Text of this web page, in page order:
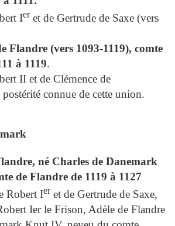
Ieret de Gertrude de Saxe (vers
Flandre (vers 1093-1119), comte
à 1119.
II et de Clémence de
connue de cette union.
né Charles de Danemark
de Flandre de 1119 à 1127
Robert Ieret de Gertrude de Saxe,
Ier le Frison, Adèle de Flandre